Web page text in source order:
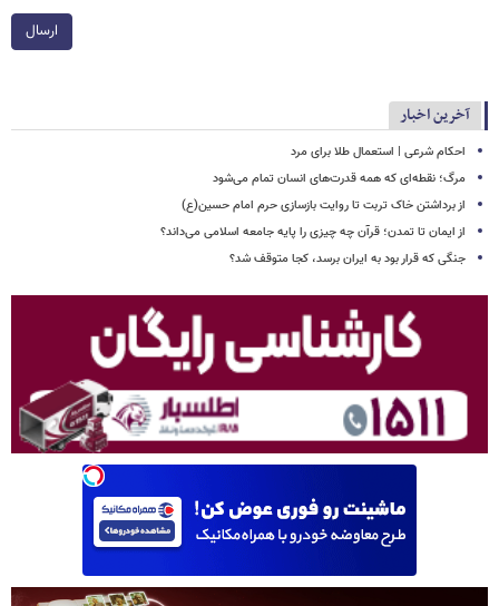
ارسال
آخرین اخبار
احکام شرعی | استعمال طلا برای مرد
مرگ؛ نقطه‌ای که همه قدرت‌های انسان تمام می‌شود
از برداشتن خاک تربت تا روایت بازسازی حرم امام حسین(ع)
از ایمان تا تمدن؛ قرآن چه چیزی را پایه جامعه اسلامی می‌داند؟
جنگی که قرار بود به ایران برسد، کجا متوقف شد؟